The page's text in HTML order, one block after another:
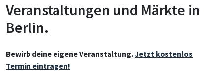
Veranstaltungen und Märkte in
Berlin.
Bewirb deine eigene Veranstaltung.Jetzt kostenlos
Termin eintragen!